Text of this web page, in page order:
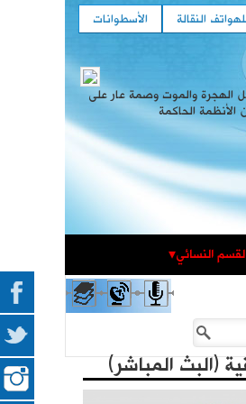
الأسطوانات النقالة
الهجرة والموت وصمة عار على
الأنظمة الحاكمة
النسائي
(البث المباشر)
في الذكرى المئوية لهدم